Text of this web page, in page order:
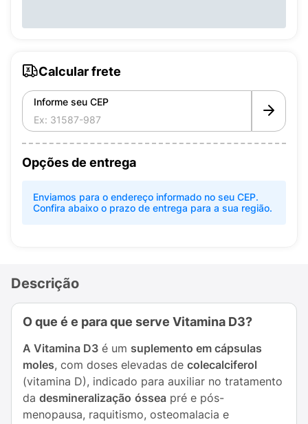
Calcular frete
Informe seu CEP
Opções de entrega
Enviamos para o endereço informado no seu CEP.
Confira abaixo o prazo de entrega para a sua região.
Descrição
O que é e para que serve Vitamina D3?
A Vitamina D3 é um suplemento em cápsulas
moles, com doses elevadas de colecalciferol
(vitamina D), indicado para auxiliar no tratamento
da desmineralização óssea pré e pós-
menopausa, raquitismo, osteomalacia e